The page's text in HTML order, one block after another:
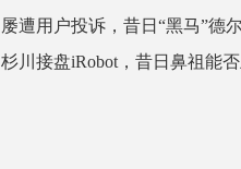
屡遭用户投诉，昔日“黑马”德
杉川接盘iRobot，昔日鼻祖能